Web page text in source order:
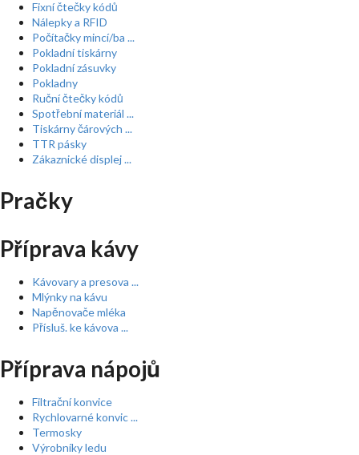
Fixní čtečky kódů
Nálepky a RFID
Počítačky mincí/ba ...
Pokladní tiskárny
Pokladní zásuvky
Pokladny
Ruční čtečky kódů
Spotřební materiál ...
Tiskárny čárových ...
TTR pásky
Zákaznické displej ...
Pračky
Příprava kávy
Kávovary a presova ...
Mlýnky na kávu
Napěnovače mléka
Přísluš. ke kávova ...
Příprava nápojů
Filtrační konvice
Rychlovarné konvic ...
Termosky
Výrobníky ledu